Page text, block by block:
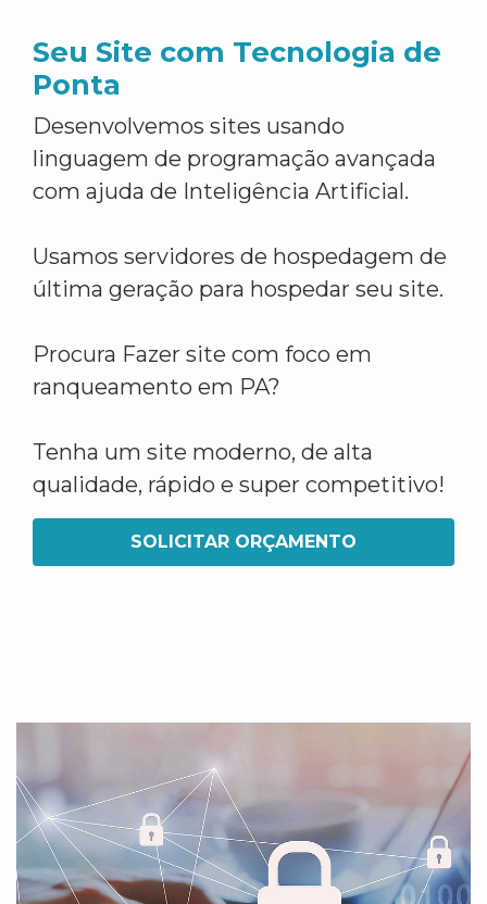
Seu Site com Tecnologia de
Ponta
Desenvolvemos sites usando
linguagem de programação avançada
com ajuda de Inteligência Artificial.
Usamos servidores de hospedagem de
última geração para hospedar seu site.
Procura Fazer site com foco em
ranqueamento em PA?
Tenha um site moderno, de alta
qualidade, rápido e super competitivo!
SOLICITAR ORÇAMENTO